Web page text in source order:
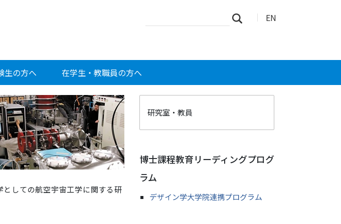
EN
生の方へ 在学生・教職員の方へ
イ
細
しての航空宇宙工学に関する研
研究室・教員
博士課程教育リーディングプログ
ラム
デザイン学大学院連携プログラム